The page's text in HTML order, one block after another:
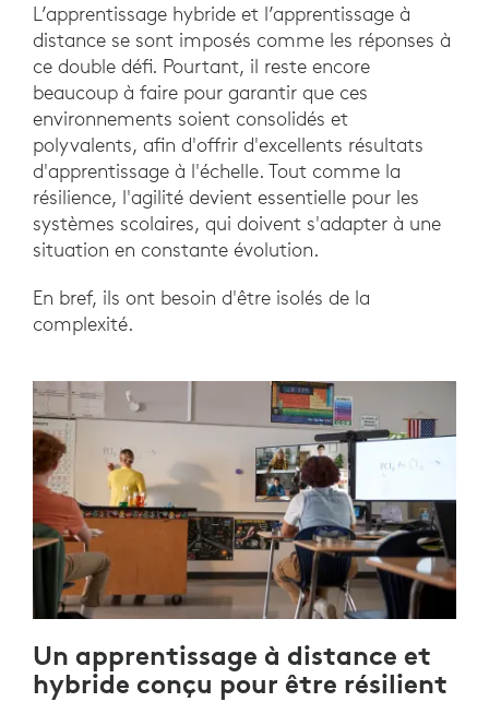
L’apprentissage hybride et l’apprentissage à
distance se sont imposés comme les réponses à
ce double défi. Pourtant, il reste encore
beaucoup à faire pour garantir que ces
environnements soient consolidés et
polyvalents, afin d'offrir d'excellents résultats
d'apprentissage à l'échelle. Tout comme la
résilience, l'agilité devient essentielle pour les
systèmes scolaires, qui doivent s'adapter à une
situation en constante évolution.
En bref, ils ont besoin d'être isolés de la
complexité.
Un apprentissage à distance et
hybride conçu pour être résilient